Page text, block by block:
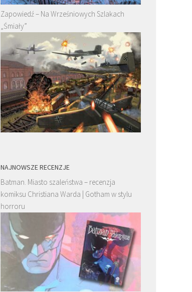
Zapowiedź – Na Wrześniowych Szlakach
„Śmiały”
NAJNOWSZE RECENZJE
Batman. Miasto szaleństwa – recenzja
komiksu Christiana Warda | Gotham w stylu
horroru